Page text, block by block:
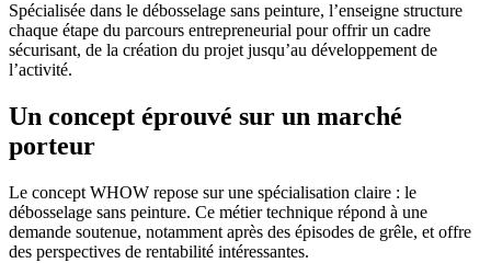
Spécialisée dans le débosselage sans peinture, l’enseigne structure
chaque étape du parcours entrepreneurial pour offrir un cadre
sécurisant, de la création du projet jusqu’au développement de
l’activité.
Un concept éprouvé sur un marché
porteur
Le concept WHOW repose sur une spécialisation claire : le
débosselage sans peinture. Ce métier technique répond à une
demande soutenue, notamment après des épisodes de grêle, et offre
des perspectives de rentabilité intéressantes.